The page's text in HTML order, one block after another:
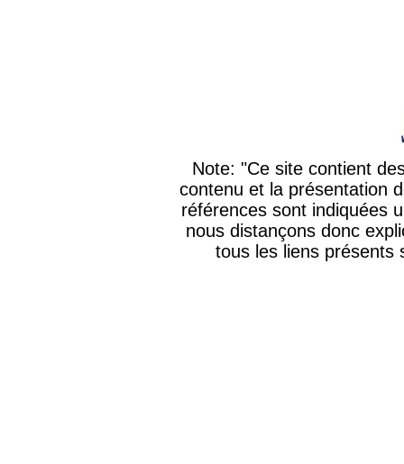
Note: "Ce site contient
contenu et la présentation
références sont indiquées
nous distançons donc
tous les liens présents